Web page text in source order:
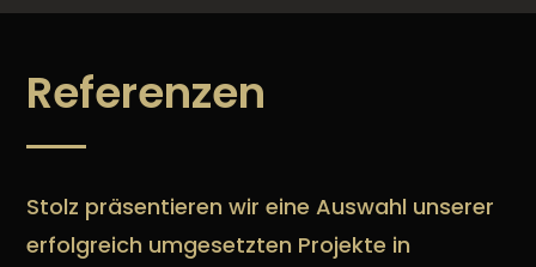
Referenzen
Stolz präsentieren wir eine Auswahl unserer
erfolgreich umgesetzten Projekte in